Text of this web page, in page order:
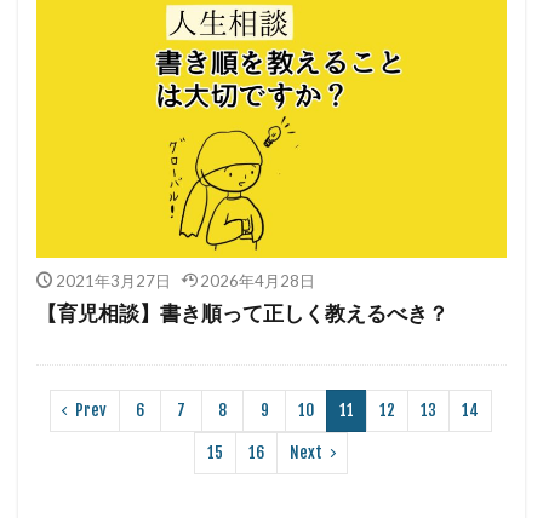
2021年3月27日 2026年4月28日
【育児相談】書き順って正しく教えるべき？
Prev 6 7 8 9 10 11 12 13 14
15 16 Next